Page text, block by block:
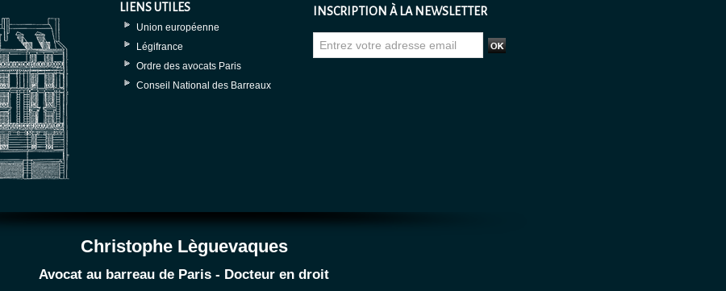
LIENS UTILES
Union européenne
Légifrance
Ordre des avocats Paris
Conseil National des Barreaux
INSCRIPTION À LA NEWSLETTER
Christophe Lèguevaques
Avocat au barreau de Paris - Docteur en droit